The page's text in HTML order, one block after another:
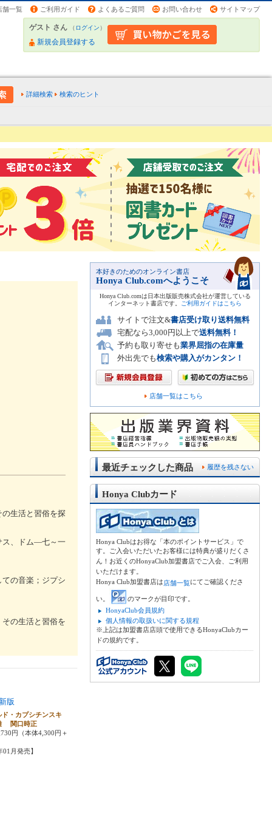
舗一覧 ご利用ガイド よくあるご質問 お問い合わせ サイトマップ
ゲスト さん （ログイン）
新規会員登録する
詳細検索 検索のヒント
生活と習俗を探
ス、ドム―七～一
の音楽；ジプシ
の生活と習俗を
版
ド・カプシチンスキ
関口時正
円（本体4,300円＋
01月発売】
本好きのためのオンライン書店
Honya Club.comへようこそ
Honya Club.comは日本出版販売株式会社が運営している
インターネット書店です。
ご利用ガイドはこちら
サイトで注文&書店受け取り送料無料
宅配なら3,000円以上で送料無料！
予約も取り寄せも業界屈指の在庫量
外出先でも検索や購入がカンタン！
店舗一覧はこちら
履歴を残さない
最近チェックした商品
Honya Clubカード
Honya Clubはお得な「本のポイントサービス」で
す。ご入会いただいたお客様には特典が盛りだくさ
ん！お近くのHonyaClub加盟書店でご入会、ご利用
いただけます。
Honya Club加盟書店は店舗一覧にてご確認くださ
い。
のマークが目印です。
HonyaClub会員規約
個人情報の取扱いに関する規程
※上記は加盟書店店頭で使用できるHonyaClubカー
ドの規約です。